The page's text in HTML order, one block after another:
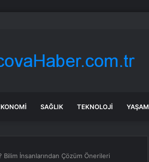
Gazeteci Cem Küçük gözaltına alındı
SAĞLIK TEKNOLOJI YAŞAM
İnsanlarından Çözüm Önerileri